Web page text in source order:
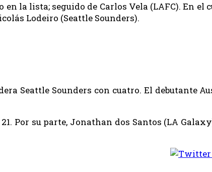
la lista; seguido de Carlos Vela (LAFC). En
Lodeiro (Seattle Sounders).
Seattle Sounders con cuatro. El debutante
Por su parte, Jonathan dos Santos (LA